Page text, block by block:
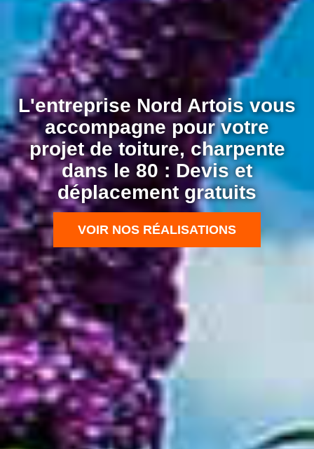
L'entreprise Nord Artois vous
accompagne pour votre
projet de toiture, charpente
dans le 80 : Devis et
déplacement gratuits
VOIR NOS RÉALISATIONS